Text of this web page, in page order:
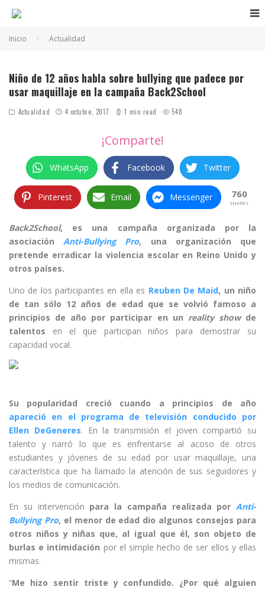
Inicio Actualidad
Niño de 12 años habla sobre bullying que padece por
usar maquillaje en la campaña Back2School
Actualidad 4 octubre, 2017 1 min read 548
¡Comparte!
WhatsApp Facebook Twitter
Pinterest Email Messenger 760
SHARES
Back2School, es una campaña organizada por la
asociaciónAnti-Bullying Pro, una organización que
pretende erradicar la violencia escolar en Reino Unido y
otros países.
Uno de los participantes en ella es Reuben De Maid, un niño
de tan sólo 12 años de edad que se volvió famoso a
principios de año por participar en un reality showde
talentos en el que participan niños para demostrar su
capacidad vocal.
Su popularidad creció cuando a principios de año
apareció en el programa de televisión conducido por
Ellen DeGeneres. En la transmisión el joven compartió su
talento y narró lo que es enfrentarse al acoso de otros
estudiantes y jóvenes de su edad por usar maquillaje, una
característica que ha llamado la atención de sus seguidores y
los medios de comunicación.
En su intervención para la campaña realizada por Anti-
Bullying Pro, el menor de edad dio algunos consejos para
otros niños y niñas que, al igual que él, son objeto de
burlas e intimidación por el simple hecho de ser ellos y ellas
mismas.
“Me hizo sentir triste y confundido. ¿Por qué alguien